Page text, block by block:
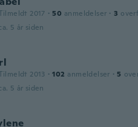
2017 · 50 anmeldelser · 3
5 år siden
2013 · 102 anmeldelser · 5
5 år siden